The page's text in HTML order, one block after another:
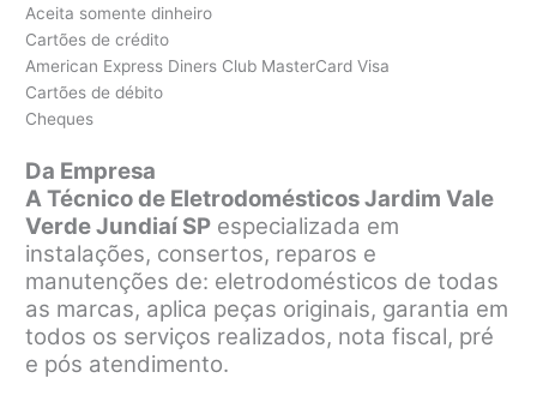
Aceita somente dinheiro
Cartões de crédito
American Express Diners Club MasterCard Visa
Cartões de débito
Cheques
Da Empresa
A Técnico de Eletrodomésticos Jardim Vale
Verde Jundiaí SP especializada em
instalações, consertos, reparos e
manutenções de: eletrodomésticos de todas
as marcas, aplica peças originais, garantia em
todos os serviços realizados, nota fiscal, pré
e pós atendimento.